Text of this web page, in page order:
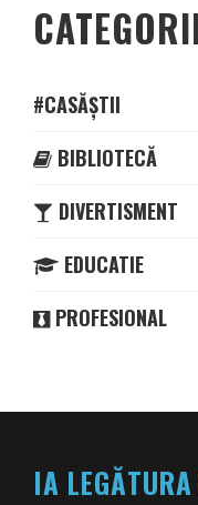
#CASĂȘTII
BIBLIOTECĂ
DIVERTISMENT
EDUCATIE
PROFESIONAL
IA